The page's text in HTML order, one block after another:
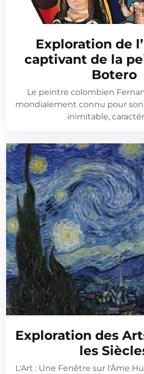
Exploration de
captivant de la
Botero
Le peintre colombien
mondialement connu pour
inimitable,
Exploration des
les
L'Art : Une Fenêtre sur l'Âme